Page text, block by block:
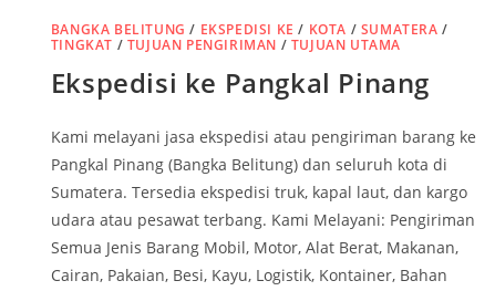
BANGKA BELITUNG / EKSPEDISI KE / KOTA / SUMATERA /
TINGKAT / TUJUAN PENGIRIMAN / TUJUAN UTAMA
Ekspedisi ke Pangkal Pinang
Kami melayani jasa ekspedisi atau pengiriman barang ke
Pangkal Pinang (Bangka Belitung) dan seluruh kota di
Sumatera. Tersedia ekspedisi truk, kapal laut, dan kargo
udara atau pesawat terbang. Kami Melayani: Pengiriman
Semua Jenis Barang Mobil, Motor, Alat Berat, Makanan,
Cairan, Pakaian, Besi, Kayu, Logistik, Kontainer, Bahan